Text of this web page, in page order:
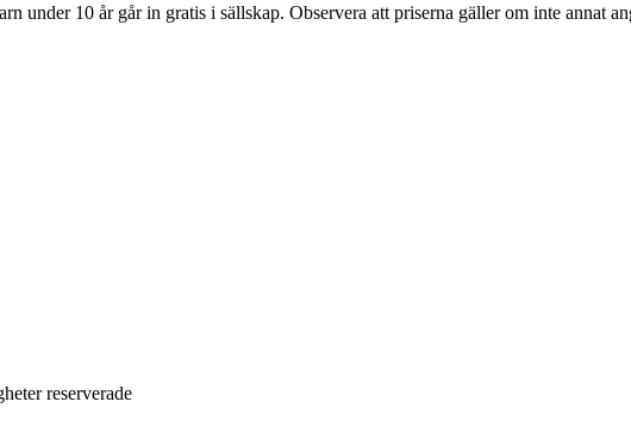
under 10 år går in gratis i sällskap. Observera att priserna gäller om inte annat
reserverade